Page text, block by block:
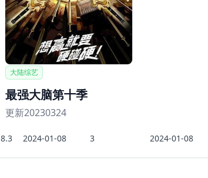
8.3
大陆综艺
最强大脑第十季
更新20230324
2024-01-08 3 2024-01-08